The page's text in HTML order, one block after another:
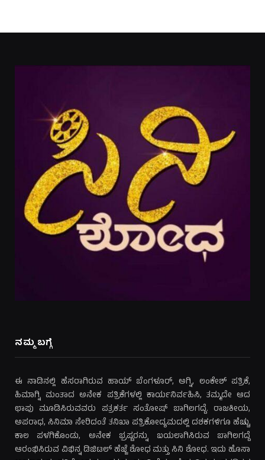
ನಮ್ಮ ಬಗ್ಗೆ
ಈ ನಾಡಿನಲ್ಲಿ ಹೆಸರಾಗಿರುವ ಹಾಯ್ ಬೆಂಗಳೂರ್, ಅಗ್ನಿ, ಲಂಕೇಶ್ ಪತ್ರಿಕೆ,
ಹಿಮಾಗ್ನಿ ಮಂತಾದ ಅನೇಕ ಪತ್ರಿಕೆಗಳಲ್ಲಿ ಕಾರ್ಯನಿರ್ವಹಿಸಿ, ತಮ್ಮದೇ ಆದ
ಛಾಪು ಮೂಡಿಸಿರುವವರು ಪತ್ರಕರ್ತ ಸಂತೋಷ್ ಬಾಗಿಲಗದ್ದೆ. ರಾಜಕೀಯ,
ಅಪರಾಧ, ಸಿನಿಮಾ ಸೇರಿದಂತೆ ತನಿಖಾ ಪತ್ರಿಕೋದ್ಯಮದಲ್ಲಿ ದಶಕಗಳಿಗೂ ಹೆಚ್ಚು
ಕಾಲ ಪಳಗಿಕೊಂಡು, ಅನೇಕ ಭ್ರಷ್ಟರನ್ನು ಬಯಲಾಗಿಸಿರುವ ಬಾಗಿಲಗದ್ದೆ
ಆರಂಭಿಸಿರುವ ವಿಭಿನ್ನ ಡಿಜಿಟಲ್ ಹೆಜ್ಜೆ ಶೋಧ ಮತ್ತು ಸಿನಿ ಶೋಧ. ಇದು ಹೊಸಾ